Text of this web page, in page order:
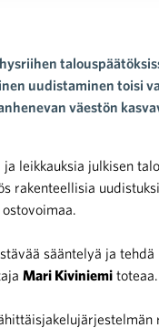
uudistaminen toisi
väestön
leikkauksia julkisen
rakenteellisia
sääntelyä ja
Mari Kiviniemi toteaa.